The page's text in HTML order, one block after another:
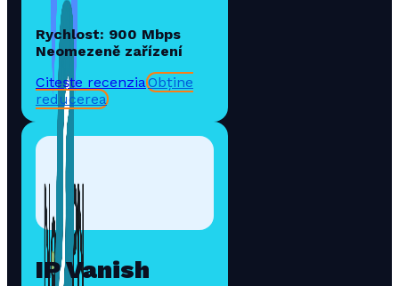
Rychlost: 900 Mbps
Neomezeně zařízení
Citește recenziaObține
reducerea
IP Vanish